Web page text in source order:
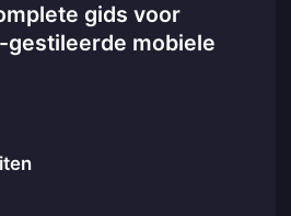
gids voor
gestileerde mobiele